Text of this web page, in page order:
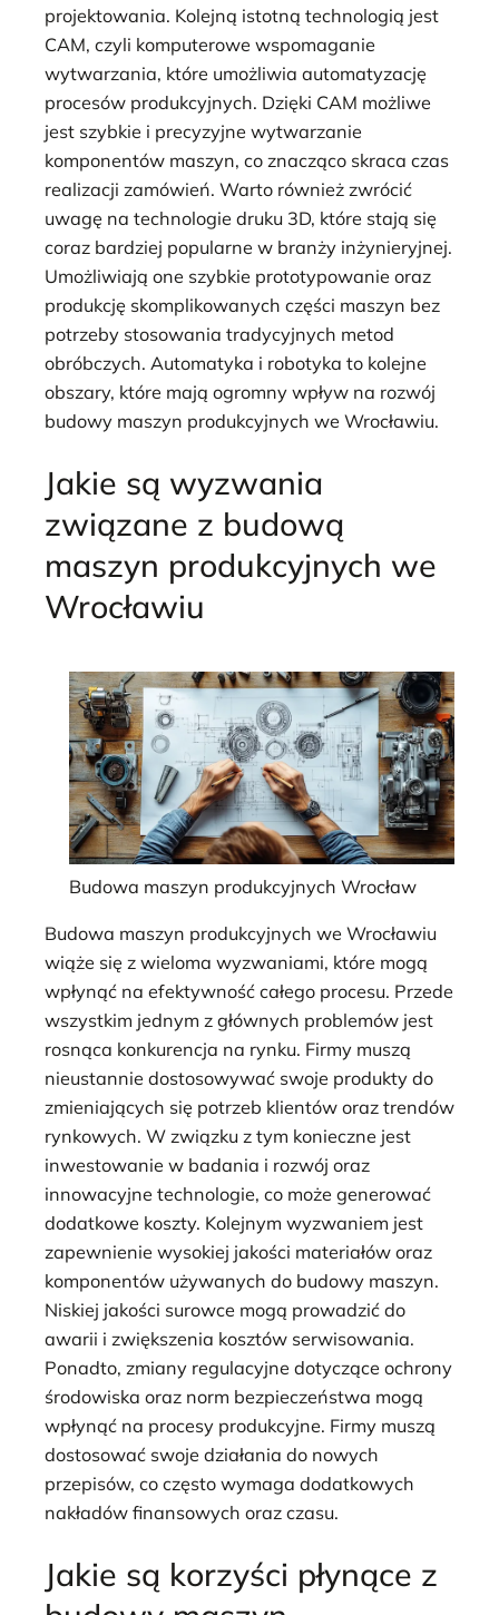
projektowania. Kolejną istotną technologią jest
CAM, czyli komputerowe wspomaganie
wytwarzania, które umożliwia automatyzację
procesów produkcyjnych. Dzięki CAM możliwe
jest szybkie i precyzyjne wytwarzanie
komponentów maszyn, co znacząco skraca czas
realizacji zamówień. Warto również zwrócić
uwagę na technologie druku 3D, które stają się
coraz bardziej popularne w branży inżynieryjnej.
Umożliwiają one szybkie prototypowanie oraz
produkcję skomplikowanych części maszyn bez
potrzeby stosowania tradycyjnych metod
obróbczych. Automatyka i robotyka to kolejne
obszary, które mają ogromny wpływ na rozwój
budowy maszyn produkcyjnych we Wrocławiu.
Jakie są wyzwania
związane z budową
maszyn produkcyjnych we
Wrocławiu
Budowa maszyn produkcyjnych Wrocław
Budowa maszyn produkcyjnych we Wrocławiu
wiąże się z wieloma wyzwaniami, które mogą
wpłynąć na efektywność całego procesu. Przede
wszystkim jednym z głównych problemów jest
rosnąca konkurencja na rynku. Firmy muszą
nieustannie dostosowywać swoje produkty do
zmieniających się potrzeb klientów oraz trendów
rynkowych. W związku z tym konieczne jest
inwestowanie w badania i rozwój oraz
innowacyjne technologie, co może generować
dodatkowe koszty. Kolejnym wyzwaniem jest
zapewnienie wysokiej jakości materiałów oraz
komponentów używanych do budowy maszyn.
Niskiej jakości surowce mogą prowadzić do
awarii i zwiększenia kosztów serwisowania.
Ponadto, zmiany regulacyjne dotyczące ochrony
środowiska oraz norm bezpieczeństwa mogą
wpłynąć na procesy produkcyjne. Firmy muszą
dostosować swoje działania do nowych
przepisów, co często wymaga dodatkowych
nakładów finansowych oraz czasu.
Jakie są korzyści płynące z